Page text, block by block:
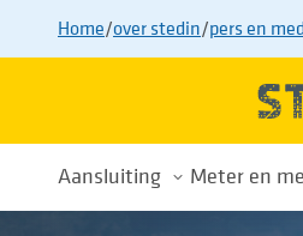
Home/over stedin/pers en
Aansluiting Meter en